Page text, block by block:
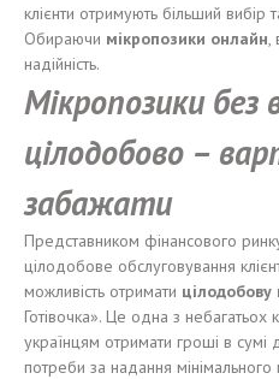
клієнти отримують більший
Обираючи мікропозики онлайн,
надійність.
Мікропозики без
цілодобово –
забажати
Представником фінансового
цілодобове обслуговування
можливість отримати
Готівочка». Це одна з
українцям отримати гроші в сумі
потреби за надання мінімального